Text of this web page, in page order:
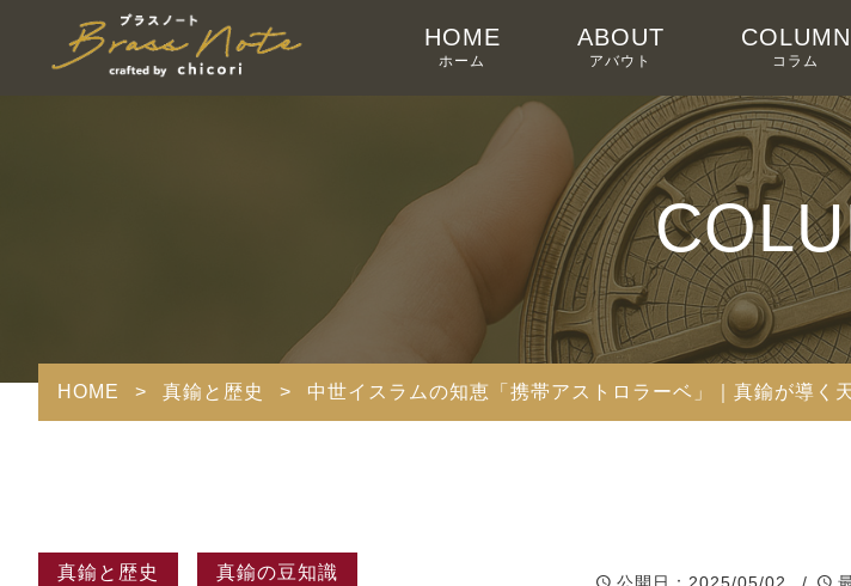
HOME
ホーム
ABOUT
アバウト
COLUMN
コラム
HOME > 真鍮と歴史 > 中世イスラムの知恵「携帯アストロラーベ」｜真鍮が導く
真鍮と歴史 真鍮の豆知識